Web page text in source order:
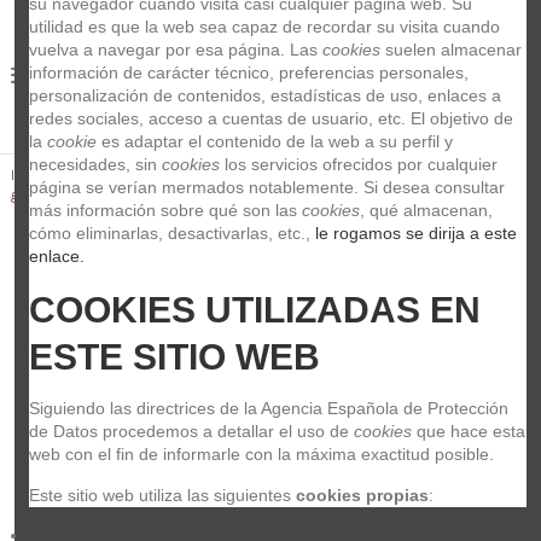
Inicio Guitarras y Bajos Efectos
Bolsas para efectos de
guitarras
RockBoard Tour Pedalera con Funda
utilidad es que la web sea capaz de recordar su visita cuando
vuelva a navegar por esa página. Las cookies suelen almacenar
información de carácter técnico, preferencias personales,
personalización de contenidos, estadísticas de uso, enlaces a
redes sociales, acceso a cuentas de usuario, etc. El objetivo de
la cookie es adaptar el contenido de la web a su perfil y
necesidades, sin cookies los servicios ofrecidos por cualquier
página se verían mermados notablemente. Si desea consultar
más información sobre qué son las cookies , qué almacenan,
cómo eliminarlas, desactivarlas, etc.,
le rogamos se dirija a este
enlace.
COOKIES UTILIZADAS EN
ESTE SITIO WEB
Siguiendo las directrices de la Agencia Española de Protección
de Datos procedemos a detallar el uso de cookies que hace esta
web con el fin de informarle con la máxima exactitud posible.
Este sitio web utiliza las siguientes cookies propias: